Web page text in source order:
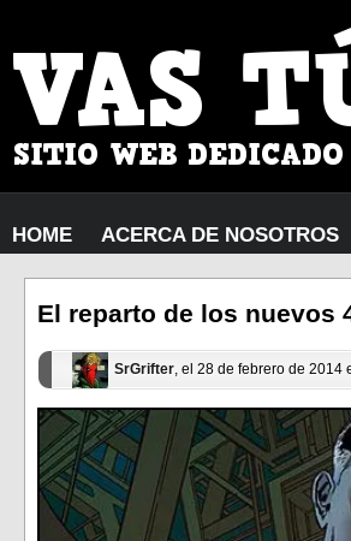
HOME ACERCA DE NOSOTROS
El reparto de los nuevos
SrGrifter, el 28 de febrero de 2014